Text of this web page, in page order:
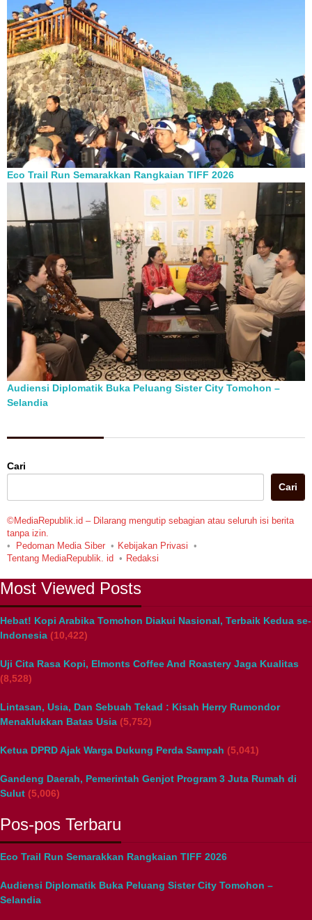
Eco Trail Run Semarakkan Rangkaian TIFF 2026
Audiensi Diplomatik Buka Peluang Sister City Tomohon –
Selandia
Cari
Cari
©MediaRepublik.id – Dilarang mengutip sebagian atau seluruh isi berita
tanpa izin.
Pedoman Media Siber
Kebijakan Privasi
Tentang MediaRepublik. id
Redaksi
Most Viewed Posts
Hebat! Kopi Arabika Tomohon Diakui Nasional, Terbaik Kedua se-
Indonesia (10,422)
Uji Cita Rasa Kopi, Elmonts Coffee And Roastery Jaga Kualitas
(8,528)
Lintasan, Usia, Dan Sebuah Tekad : Kisah Herry Rumondor
Menaklukkan Batas Usia (5,752)
Ketua DPRD Ajak Warga Dukung Perda Sampah (5,041)
Gandeng Daerah, Pemerintah Genjot Program 3 Juta Rumah di
Sulut (5,006)
Pos-pos Terbaru
Eco Trail Run Semarakkan Rangkaian TIFF 2026
Audiensi Diplomatik Buka Peluang Sister City Tomohon –
Selandia